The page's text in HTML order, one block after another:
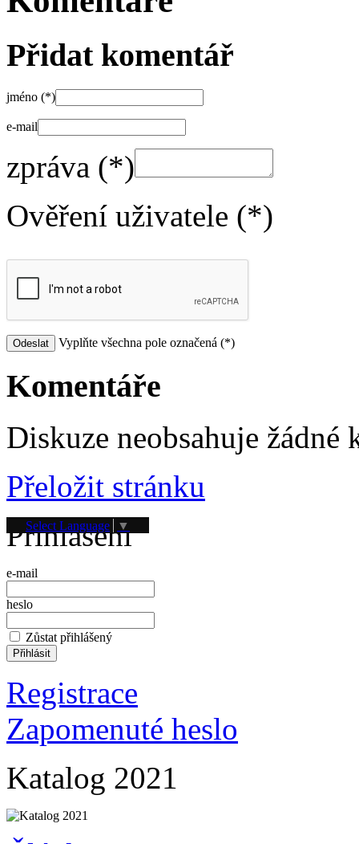
Přidat komentář
jméno (*)
e-mail
zpráva (*)
Ověření uživatele (*)
Vyplňte všechna pole označená (*)
Komentáře
Diskuze neobsahuje žádné
Přeložit stránku
Select Language ▼
Přihlášení
e-mail
heslo
Zůstat přihlášený
Registrace
Zapomenuté heslo
Katalog 2021